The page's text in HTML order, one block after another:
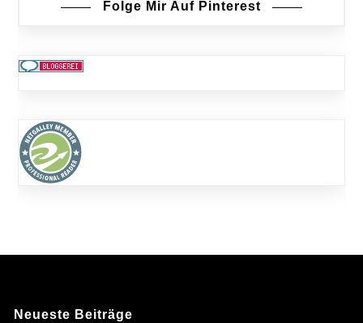
Folge Mir Auf Pinterest
Neueste Beiträge